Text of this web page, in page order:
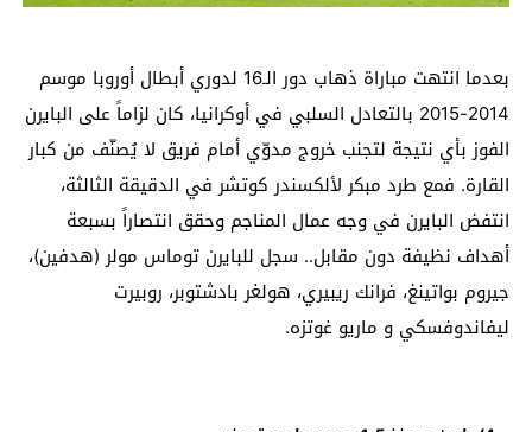
بعدما انتهت مباراة ذهاب دور الـ16 لدوري أبطال أوروبا موسم
2014-2015 بالتعادل السلبي في أوكرانيا، كان لزاماً على البايرن
الفوز بأي نتيجة لتجنب خروج مدوّي أمام فريق لا يُصنّف من كبار
القارة. فمع طرد مبكر لألكسندر كوتشر في الدقيقة الثالثة،
انتفض البايرن في وجه عمال المناجم وحقق انتصاراً بسبعة
أهداف نظيفة دون مقابل.. سجل للبايرن توماس مولر (هدفين)،
جيروم بواتينغ، فرانك ريبيري، هولغر بادشتوبر، روبيرت
ليفاندوفسكي و ماريو غوتزه.